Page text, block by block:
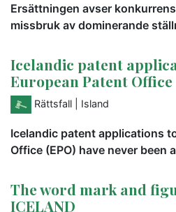
Ersättningen avser
missbruk av dominerande
Icelandic patent
European Patent Office
Rättsfall | Island
Icelandic patent applications
Office (EPO) have never been
The word mark and
ICELAND